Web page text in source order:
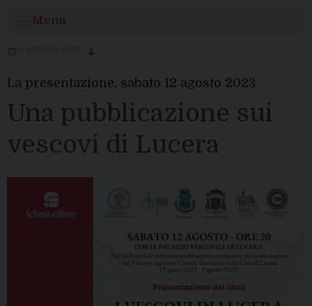
Menu
La presentazione, sabato 12 agosto 2023
Una pubblicazione sui
vescovi di Lucera